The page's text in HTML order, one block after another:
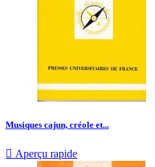
Musiques cajun, créole et...
 Aperçu rapide